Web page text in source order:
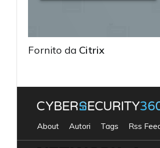
Fornito da Citrix
About Autori Tags Rss